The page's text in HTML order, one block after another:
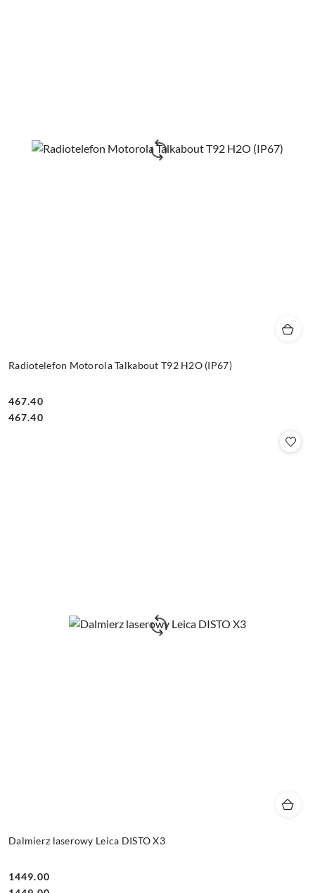
Radiotelefon Motorola Talkabout T92 H2O (IP67)
Cena:
467.40
Cena:
467.40
Dalmierz laserowy Leica DISTO X3
1449.00